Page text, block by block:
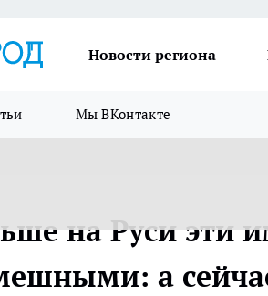
Новости региона
Мы ВКонтакте
на Руси эти
а